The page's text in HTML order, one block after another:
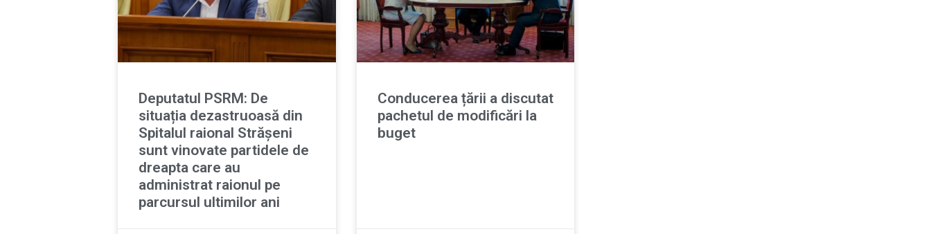
Deputatul PSRM: De
situația dezastruoasă din
Spitalul raional Strășeni
sunt vinovate partidele de
dreapta care au
administrat raionul pe
parcursul ultimilor ani
Conducerea țării a discutat
pachetul de modificări la
buget